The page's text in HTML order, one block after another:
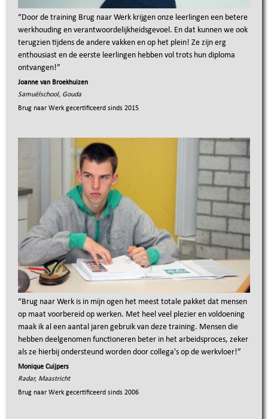
“Door de training Brug naar Werk krijgen onze leerlingen een betere
werkhouding en verantwoordelijkheidsgevoel. En dat kunnen we ook
terugzien tijdens de andere vakken en op het plein! Ze zijn erg
enthousiast en de eerste leerlingen hebben vol trots hun diploma
ontvangen!”
Joanne van Broekhuizen
Samuëlschool, Gouda
Brug naar Werk gecertificeerd sinds 2015
“Brug naar Werk is in mijn ogen het meest totale pakket dat mensen
op maat voorbereid op werken. Met heel veel plezier en voldoening
maak ik al een aantal jaren gebruik van deze training. Mensen die
hebben deelgenomen functioneren beter in het arbeidsproces, zeker
als ze hierbij ondersteund worden door collega's op de werkvloer!”
Monique Cuijpers
Radar, Maastricht
Brug naar Werk gecertificeerd sinds 2006